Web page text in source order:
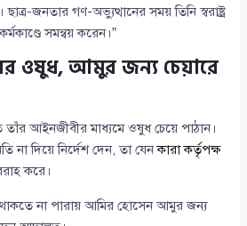
জনতার গণ-অভ্যুত্থানের সময় তিনি স্বরাষ্ট্র
সমন্বয় করেন।”
ওষুধ, আমুর জন্য চেয়ারে
আইনজীবীর মাধ্যমে ওষুধ চেয়ে পাঠান।
না দিয়ে নির্দেশ দেন, তা যেনকারা কর্তৃপক্ষ
করে।
না পারায় আমির হোসেন আমুর জন্য